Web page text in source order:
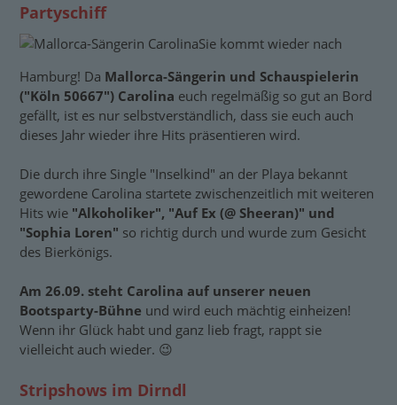
Partyschiff
Sie kommt wieder nach
Hamburg! Da Mallorca-Sängerin und Schauspielerin
("Köln 50667") Carolina euch regelmäßig so gut an Bord
gefällt, ist es nur selbstverständlich, dass sie euch auch
dieses Jahr wieder ihre Hits präsentieren wird.
Die durch ihre Single "Inselkind" an der Playa bekannt
gewordene Carolina startete zwischenzeitlich mit weiteren
Hits wie "Alkoholiker", "Auf Ex (@ Sheeran)" und
"Sophia Loren" so richtig durch und wurde zum Gesicht
des Bierkönigs.
Am 26.09. steht Carolina auf unserer neuen
Bootsparty-Bühne und wird euch mächtig einheizen!
Wenn ihr Glück habt und ganz lieb fragt, rappt sie
vielleicht auch wieder. 😉
Stripshows im Dirndl